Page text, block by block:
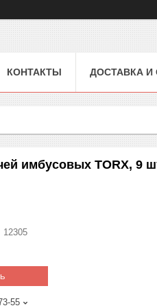
КОНТАКТЫ ДОСТАВКА И
имбусовых TORX, 9
12305
55